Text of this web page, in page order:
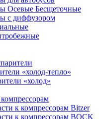
Осевые Бесщеточные
с диффузором
«холод-тепло»
«холод»
к компрессорам Bitzer
к компрессорам BOCK